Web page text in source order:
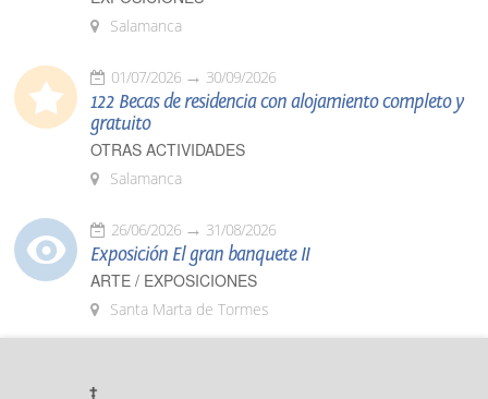
Salamanca
01/07/2026 30/09/2026
122 Becas de residencia con alojamiento completo y
gratuito
OTRAS ACTIVIDADES
Salamanca
26/06/2026 31/08/2026
Exposición El gran banquete II
ARTE / EXPOSICIONES
Santa Marta de Tormes